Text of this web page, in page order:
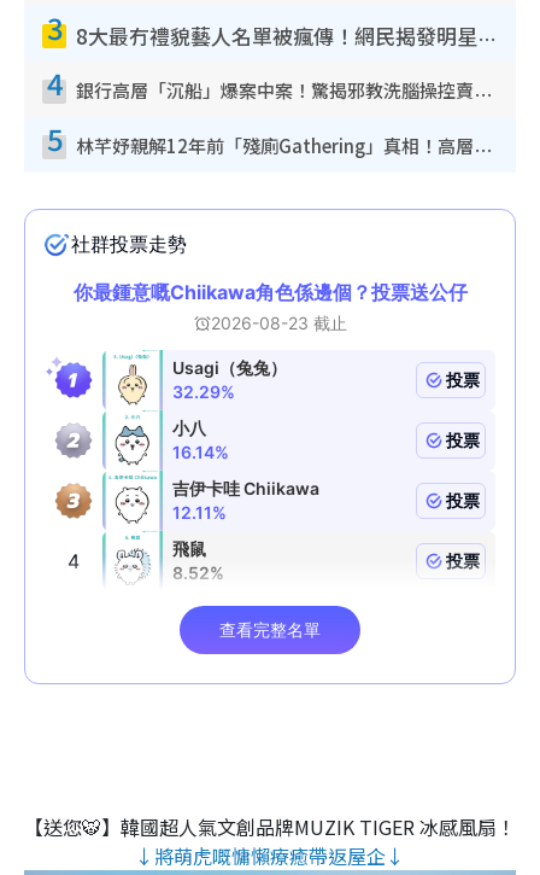
3 8大最冇禮貌藝人名單被瘋傳！網民揭發明星真面目 一致數臭呢位係無品天花板？
4 銀行高層「沉船」爆案中案！驚揭邪教洗腦操控賣淫被吞600萬 幕後黑手講多錯多
5 林芊妤親解12年前「殘廁Gathering」真相！高層解約一句話重創尊嚴至今拒返TVB
【送您🐯】韓國超人氣文創品牌MUZIK TIGER 冰感風扇！
↓將萌虎嘅慵懶療癒帶返屋企↓